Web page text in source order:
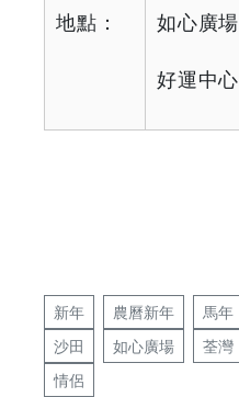
地點： 如心廣
好運中心
新年 農曆新年 馬年
沙田
如心廣場 荃灣
情侶